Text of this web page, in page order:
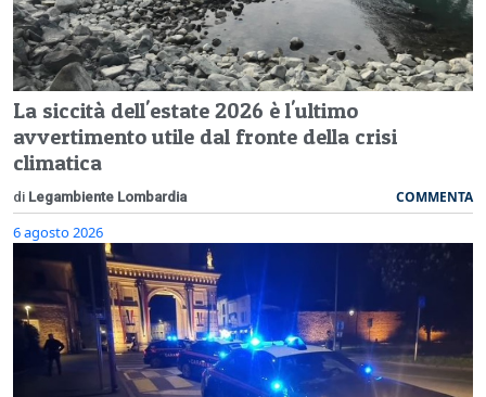
La siccità dell'estate 2026 è l'ultimo
avvertimento utile dal fronte della crisi
climatica
di Legambiente Lombardia COMMENTA
6 agosto 2026